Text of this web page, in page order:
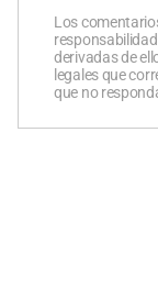
Los
derivadas de
legales que
que no